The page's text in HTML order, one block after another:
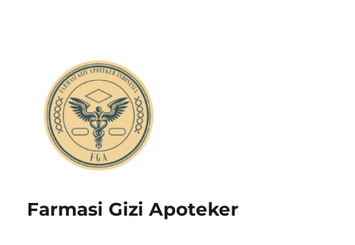
Farmasi Gizi Apoteker